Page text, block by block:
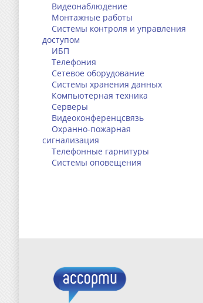
Видеонаблюдение
Монтажные работы
Системы контроля и управления
доступом
ИБП
Телефония
Сетевое оборудование
Системы хранения данных
Компьютерная техника
Серверы
Видеоконференцсвязь
Охранно-пожарная
сигнализация
Телефонные гарнитуры
Системы оповещения